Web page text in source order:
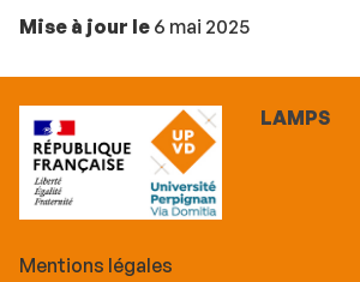
Mise à jour le 6 mai 2025
LAMPS
Mentions légales